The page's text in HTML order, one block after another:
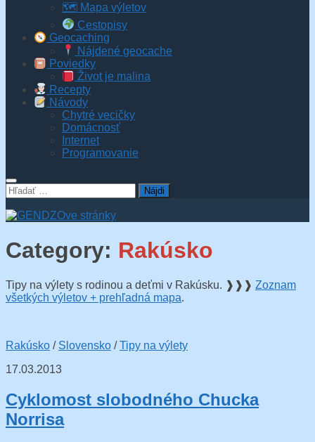
🗺 Mapa výletov
Cestopisy
Geocaching
Nájdené geocache
Poviedky
Život je malina
Recepty
Návody
Chytré vecičky
Domácnosť
Internet
Programovanie
Hľadať:
Category: Rakúsko
Tipy na výlety s rodinou a deťmi v Rakúsku. ❱❱❱ Zoznam
všetkých výletov + prehľadná mapa.
Rakúsko / Slovensko /Tipy na výlety
17.03.2013
Cyklomost slobodného Chucka
Norrisa